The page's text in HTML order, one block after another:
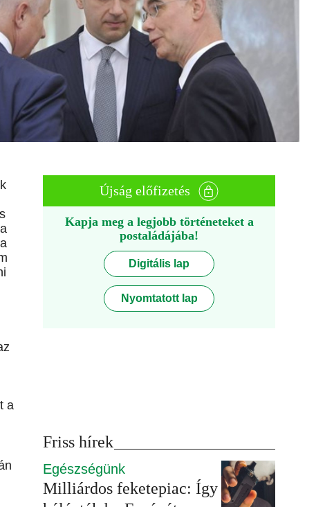
a
Újság előfizetés
Kapja meg a legjobb történeteket a
postaládájába!
Digitális lap
Nyomtatott lap
Friss hírek
Egészségünk
Milliárdos feketepiac: Így